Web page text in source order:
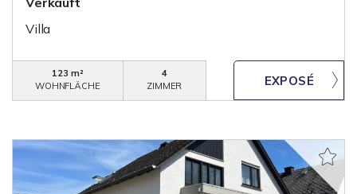
Villa
123 m²
WOHNFLÄCHE
4
ZIMMER